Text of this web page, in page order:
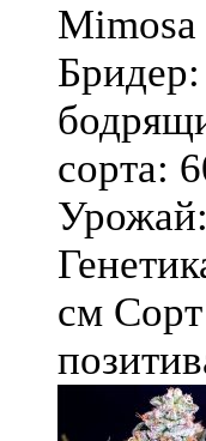
Mimosa
сорта:
см